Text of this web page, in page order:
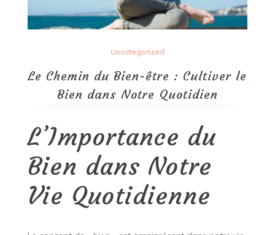
Uncategorized
Le Chemin du Bien-être : Cultiver le
Bien dans Notre Quotidien
L’Importance du
Bien dans Notre
Vie Quotidienne